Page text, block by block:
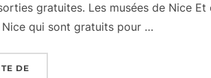
gratuites. Les musées de Nice Et
qui sont gratuits pour …
DE« IDÉES SORTIES GRATUITES À NICE